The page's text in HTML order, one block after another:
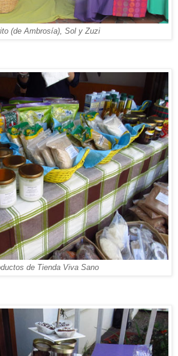
(de Ambrosía), Sol y Zuzi
de Tienda Viva Sano